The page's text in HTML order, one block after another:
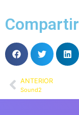
Compartir
ANTERIOR
Sound2